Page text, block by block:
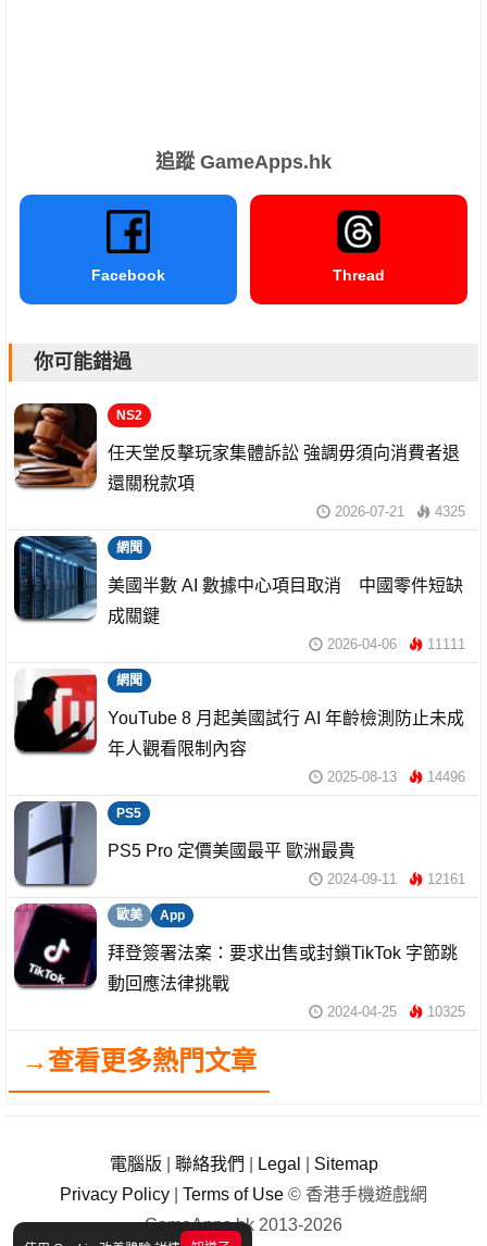
追蹤 GameApps.hk
Facebook Thread
你可能錯過
NS2
任天堂反擊玩家集體訴訟 強調毋須向消費者退
還關稅款項
2026-07-21 4325
網聞
美國半數 AI 數據中心項目取消 中國零件短缺
成關鍵
2026-04-06 11111
網聞
YouTube 8 月起美國試行 AI 年齡檢測防止未成
年人觀看限制內容
2025-08-13 14496
PS5
PS5 Pro 定價美國最平 歐洲最貴
2024-09-11 12161
歐美 App
拜登簽署法案：要求出售或封鎖TikTok 字節跳
動回應法律挑戰
2024-04-25 10325
→查看更多熱門文章
電腦版 聯絡我們 Legal
Sitemap
Privacy Policy
Terms of Use © 香港手機遊戲網
GameApps.hk 2013-2026